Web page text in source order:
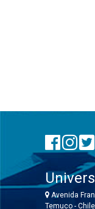
Avenida
Temuco - Chile